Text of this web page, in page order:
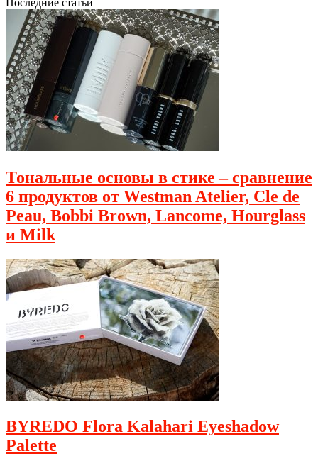
Тональные основы в стике – сравнение
6 продуктов от Westman Atelier, Cle de
Peau, Bobbi Brown, Lancome, Hourglass
и Milk
BYREDO Flora Kalahari Eyeshadow
Palette